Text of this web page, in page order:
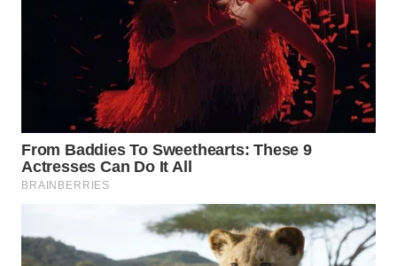
MAJALENGKA
SUBANG
WN
SUKABUMI
PURWAKARTA